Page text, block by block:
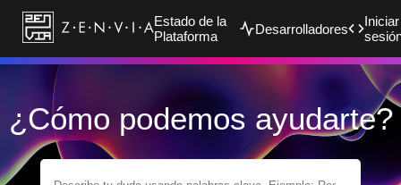
Estado de la
Plataforma
Desarrolladores
Iniciar
¿Cómo podemos ayudarte?